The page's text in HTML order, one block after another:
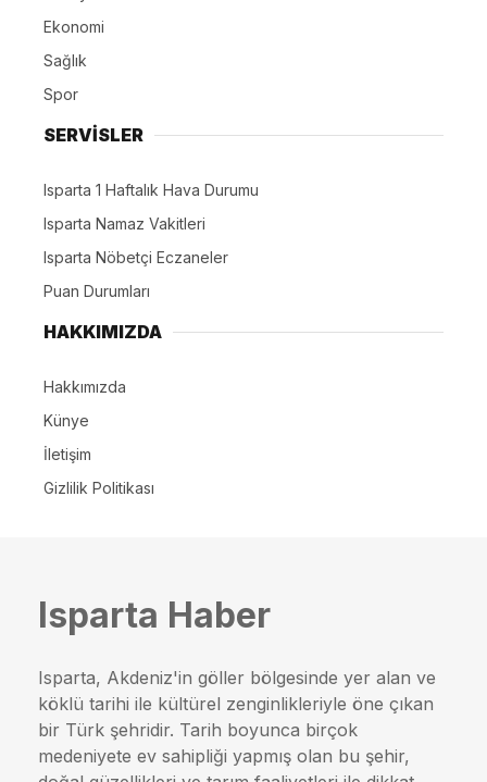
Ekonomi
Sağlık
Spor
SERVİSLER
Isparta 1 Haftalık Hava Durumu
Isparta Namaz Vakitleri
Isparta Nöbetçi Eczaneler
Puan Durumları
HAKKIMIZDA
Hakkımızda
Künye
İletişim
Gizlilik Politikası
Isparta Haber
Isparta, Akdeniz'in göller bölgesinde yer alan ve
köklü tarihi ile kültürel zenginlikleriyle öne çıkan
bir Türk şehridir. Tarih boyunca birçok
medeniyete ev sahipliği yapmış olan bu şehir,